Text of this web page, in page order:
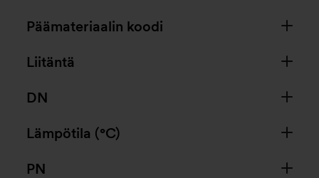
Päämateriaalin koodi
Liitäntä
DN
Lämpötila (°C)
PN